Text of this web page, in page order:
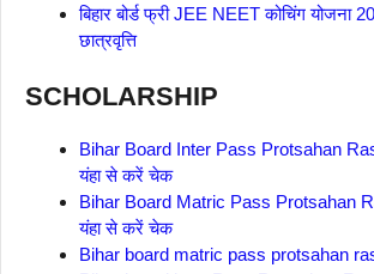
बिहार बोर्ड फ्री JEE NEET कोचिंग योजना
छात्रवृत्ति
SCHOLARSHIP
Bihar Board Inter Pass Protsahan
यंहा से करें चेक
Bihar Board Matric Pass Protsahan
यंहा से करें चेक
Bihar board matric pass protsahan